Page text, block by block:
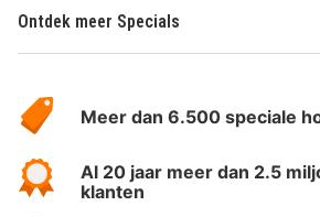
Ontdek meer Specials
HotelSpecials
Meer dan 6.500 speciale
Al 20 jaar meer dan 2.5
klanten